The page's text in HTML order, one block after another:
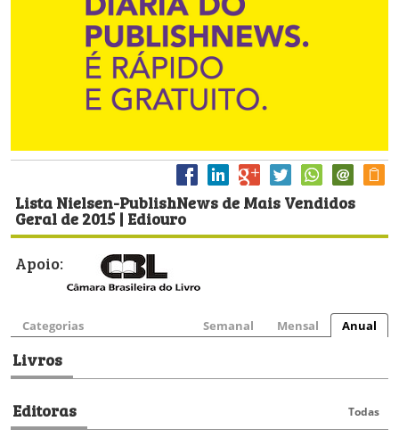
Lista Nielsen-PublishNews de Mais Vendidos
Geral de 2015 | Ediouro
Apoio:
Categorias Semanal Mensal Anual
Livros
Editoras Todas